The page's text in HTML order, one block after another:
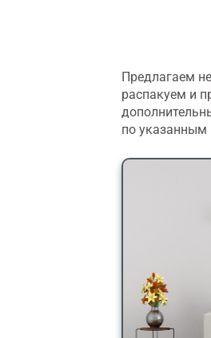
Предлагаем
распакуем и
по указанным